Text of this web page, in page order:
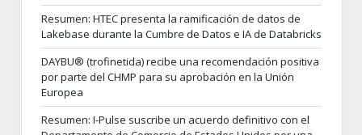
Resumen: HTEC presenta la ramificación de datos de
Lakebase durante la Cumbre de Datos e IA de Databricks
DAYBU® (trofinetida) recibe una recomendación positiva
por parte del CHMP para su aprobación en la Unión
Europea
Resumen: I-Pulse suscribe un acuerdo definitivo con el